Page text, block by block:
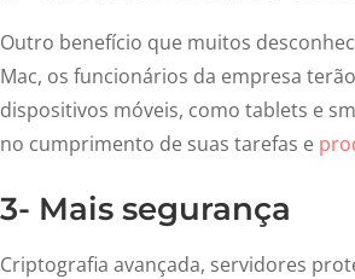
Outro benefício que muitos
Mac, os funcionários da empresa
dispositivos móveis, como tablets e
no cumprimento de suas tarefas e
3- Mais segurança
Criptografia avançada, servidores